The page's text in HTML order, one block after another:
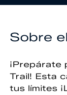
Sobre
¡Prepárate
Trail! Esta
tus límites